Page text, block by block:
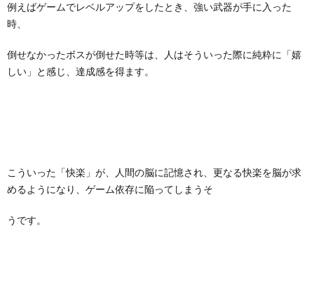
例えばゲームでレベルアップをしたとき、強い武器が手に入った
時、
倒せなかったボスが倒せた時等は、人はそういった際に純粋に「嬉
しい」と感じ、達成感を得ます。
こういった「快楽」が、人間の脳に記憶され、更なる快楽を脳が求
めるようになり、ゲーム依存に陥ってしまうそ
うです。